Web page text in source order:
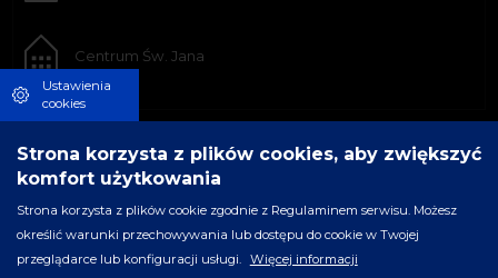
Centrum Św. Jana
Ustawienia
cookies
Strona korzysta z plików cookies, aby zwiększyć
komfort użytkowania
Strona korzysta z plików cookie zgodnie z Regulaminem serwisu. Możesz
określić warunki przechowywania lub dostępu do cookie w Twojej
przeglądarce lub konfiguracji usługi.
Więcej informacji